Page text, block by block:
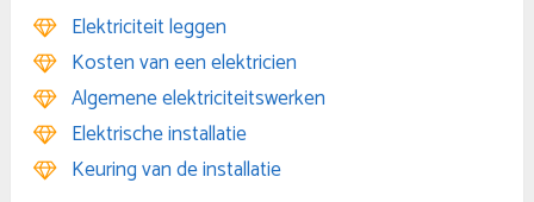
Elektriciteit leggen
Kosten van een elektricien
Algemene elektriciteitswerken
Elektrische installatie
Keuring van de installatie